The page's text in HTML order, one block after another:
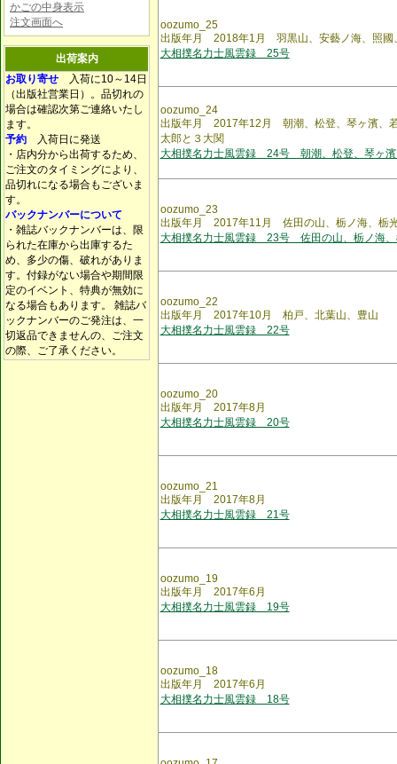
かごの中身表示
注文画面へ
出荷案内
お取り寄せ 入荷に10～14日
（出版社営業日）。品切れの
場合は確認次第ご連絡いたし
ます。
予約 入荷日に発送
・店内分から出荷するため、
ご注文のタイミングにより、
品切れになる場合もございま
す。
バックナンバーについて
・雑誌バックナンバーは、限
られた在庫から出庫するた
め、多少の傷、破れがありま
す。付録がない場合や期間限
定のイベント、特典が無効に
なる場合もあります。 雑誌バ
ックナンバーのご発注は、一
切返品できませんの、ご注文
の際、ご了承ください。
oozumo_25
出版年月 2018年1月 羽黒山、安藝ノ海、照國
大相撲名力士風雲録 25号
oozumo_24
出版年月 2017年12月 朝潮、松登、琴ヶ濱、
太郎と３大関
大相撲名力士風雲録 24号 朝潮、松登、琴ヶ濱
oozumo_23
出版年月 2017年11月 佐田の山、栃ノ海、栃
大相撲名力士風雲録 23号 佐田の山、栃ノ海、
oozumo_22
出版年月 2017年10月 柏戸、北葉山、豊山
大相撲名力士風雲録 22号
oozumo_20
出版年月 2017年8月
大相撲名力士風雲録 20号
oozumo_21
出版年月 2017年8月
大相撲名力士風雲録 21号
oozumo_19
出版年月 2017年6月
大相撲名力士風雲録 19号
oozumo_18
出版年月 2017年6月
大相撲名力士風雲録 18号